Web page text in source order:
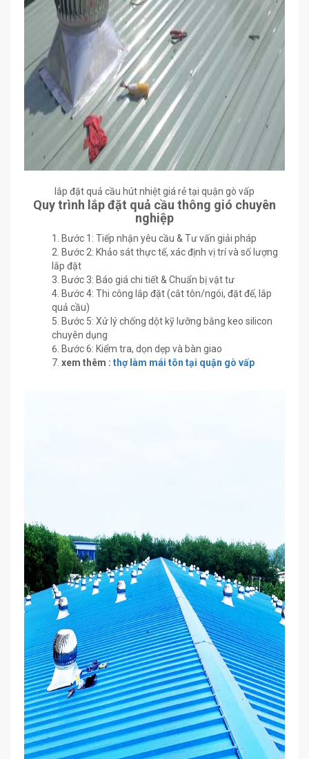
lắp đặt quả cầu hút nhiệt giá rẻ tại quận gò vấp
Quy trình lắp đặt quả cầu thông gió chuyên
nghiệp
Bước 1: Tiếp nhận yêu cầu & Tư vấn giải pháp
Bước 2: Khảo sát thực tế, xác định vị trí và số lượng
lắp đặt
Bước 3: Báo giá chi tiết & Chuẩn bị vật tư
Bước 4: Thi công lắp đặt (cắt tôn/ngói, đặt đế, lắp
quả cầu)
Bước 5: Xử lý chống dột kỹ lưỡng bằng keo silicon
chuyên dụng
Bước 6: Kiểm tra, dọn dẹp và bàn giao
xem thêm : thợ làm mái tôn tại quận gò vấp